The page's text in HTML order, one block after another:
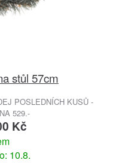
stůl 57cm
POSLEDNÍCH KUSŮ -
529.-
Kč
10.8.